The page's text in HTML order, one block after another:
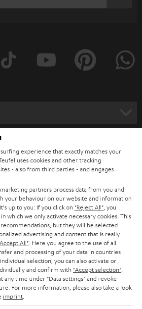
experience that exactly matches your
uses cookies and other tracking
- also from third parties - and engages
partners process data from you and
your behaviour on our website and information
up to you: If you click on "Reject All" , you
which we only activate necessary cookies. This
but they will be selected
advertising and content that is really
All" . Here you agree to the use of all
and processing of your data in countries
selection, you can also activate or
and confirm with "Accept selection"
any time under "Data settings" and revoke
For more information, please also take a look
imprint